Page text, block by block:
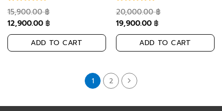
15,900.00฿
12,900.00 ฿
ADD TO CART
20,000.00฿
19,900.00 ฿
ADD TO CART
1 2